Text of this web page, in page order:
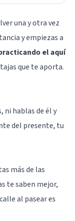
una y otra vez
y empiezas a
el aquí
que te aporta.
ni hablas de él y
del presente, tu
más de las
te saben mejor,
al pasear es